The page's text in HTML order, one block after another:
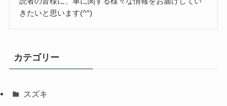
きたいと思います(^^)
カテゴリー
スズキ